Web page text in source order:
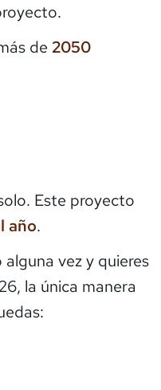
de 2050
Este proyecto
año.
vez y quieres
la única manera